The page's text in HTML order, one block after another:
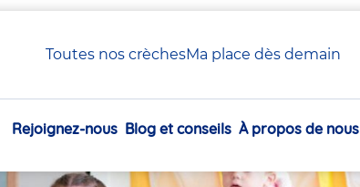
Toutes nos crèchesMa place dès demain
Navigation
Rejoignez-nous Blog et conseils À propos de nous